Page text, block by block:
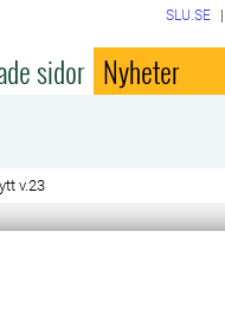
SLU.SE
sidor Nyheter
v.23